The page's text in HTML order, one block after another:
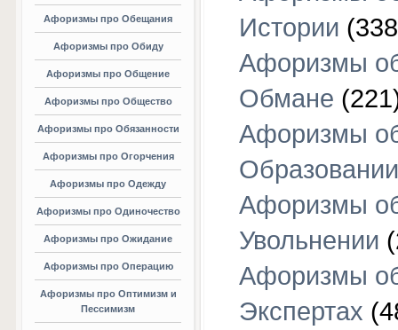
Афоризмы про Обещания
Афоризмы про Обиду
Афоризмы про Общение
Афоризмы про Общество
Афоризмы про Обязанности
Афоризмы про Огорчения
Афоризмы про Одежду
Афоризмы про Одиночество
Афоризмы про Ожидание
Афоризмы про Операцию
Афоризмы про Оптимизм и
Пессимизм
Истории
Афоризмы
Обмане
Афоризмы
Образовании
Афоризмы
Увольнении
Афоризмы
Экспертах